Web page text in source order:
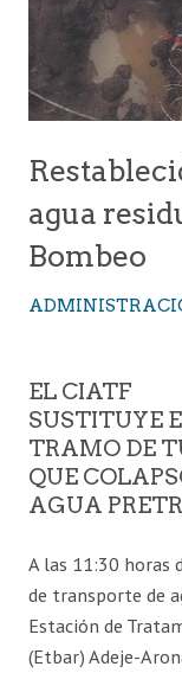
agua
Bombeo
EL CIATF
SUSTITUYE
TRAMO DE
QUE
AGUA
A las 11:30 horas
de transporte de
Estación de
(Etbar) Adeje-